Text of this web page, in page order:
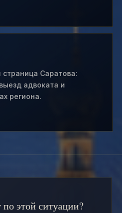
Саратова:
адвоката и
региона.
этой ситуации?